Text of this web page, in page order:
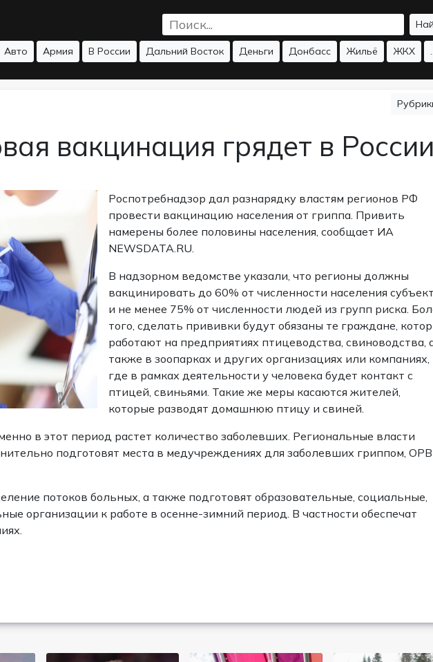
Авто Армия В России Дальний Восток Деньги Донбасс Жильё ЖКХ
вакцинация грядет в
Роспотребнадзор дал разнарядку властям регионов РФ
провести вакцинацию населения от гриппа. Привить
намерены более половины населения, сообщает ИА
NEWSDATA.RU.
В надзорном ведомстве указали, что регионы должны
вакцинировать до 60% от численности населения
и не менее 75% от численности людей из групп риска.
того, сделать прививки будут обязаны те граждане,
работают на предприятиях птицеводства, свиноводства,
также в зоопарках и других организациях или компаниях,
где в рамках деятельности у человека будет контакт с
птицей, свиньями. Такие же меры касаются жителей,
которые разводят домашнюю птицу и свиней.
в этот период растет количество заболевших. Региональные власти
подготовят места в медучреждениях для заболевших гриппом,
потоков больных, а также подготовят образовательные, социальные,
организации к работе в осенне-зимний период. В частности обеспечат